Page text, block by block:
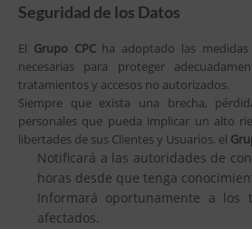
Seguridad de los Datos
El Grupo CPCha adoptado las medidas
necesarias para proteger
tratamientos y accesos no autorizados.
Siempre que exista una brecha,
personales que pueda implicar un alto
libertades de sus Clientes y Usuarios, el
Notificará a las autoridades de
horas desde que tenga
Informará oportunamente a los
afectados.